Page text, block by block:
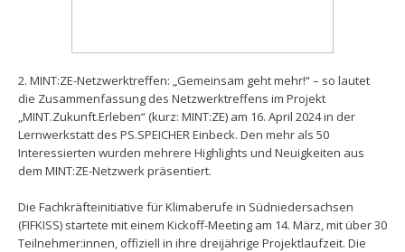
2. MINT:ZE-Netzwerktreffen: „Gemeinsam geht mehr!“ – so lautet
die Zusammenfassung des Netzwerktreffens im Projekt
„MINT.Zukunft.Erleben“ (kurz: MINT:ZE) am 16. April 2024 in der
Lernwerkstatt des PS.SPEICHER Einbeck. Den mehr als 50
Interessierten wurden mehrere Highlights und Neuigkeiten aus
dem MINT:ZE-Netzwerk präsentiert.
Die Fachkräfteinitiative für Klimaberufe in Südniedersachsen
(FIFKISS) startete mit einem Kickoff-Meeting am 14. März, mit über 30
Teilnehmer:innen, offiziell in ihre dreijährige Projektlaufzeit. Die